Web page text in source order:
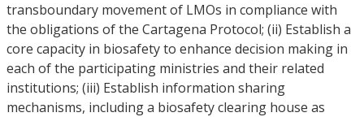
transboundary movement of LMOs in compliance with
the obligations of the Cartagena Protocol; (ii) Establish a
core capacity in biosafety to enhance decision making in
each of the participating ministries and their related
institutions; (iii) Establish information sharing
mechanisms, including a biosafety clearing house as